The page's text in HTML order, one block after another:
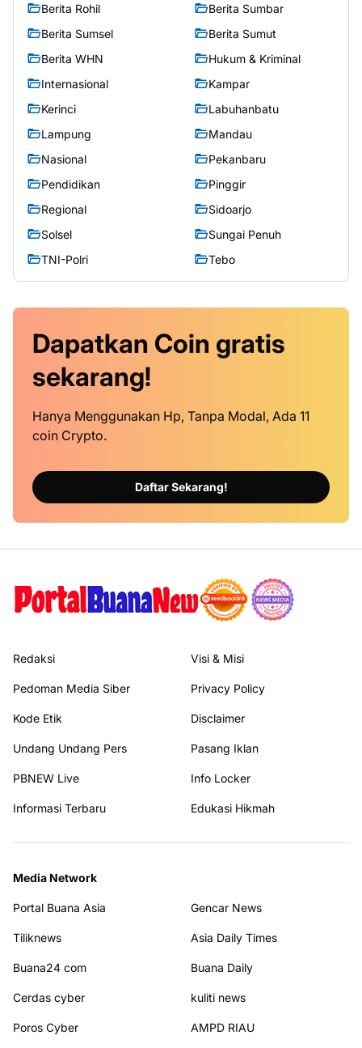
Berita Rohil
Berita Sumbar
Berita Sumsel
Berita Sumut
Berita WHN
Hukum & Kriminal
Internasional
Kampar
Kerinci
Labuhanbatu
Lampung
Mandau
Nasional
Pekanbaru
Pendidikan
Pinggir
Regional
Sidoarjo
Solsel
Sungai Penuh
TNI-Polri
Tebo
Dapatkan Coin gratis
sekarang!
Hanya Menggunakan Hp, Tanpa Modal, Ada 11
coin Crypto.
Daftar Sekarang!
Redaksi Visi & Misi
Pedoman Media Siber Privacy Policy
Kode Etik Disclaimer
Undang Undang Pers Pasang Iklan
PBNEW Live Info Locker
Informasi Terbaru Edukasi Hikmah
Media Network
Portal Buana Asia Gencar News
Tiliknews Asia Daily Times
Buana24 com Buana Daily
Cerdas cyber kuliti news
Poros Cyber AMPD RIAU